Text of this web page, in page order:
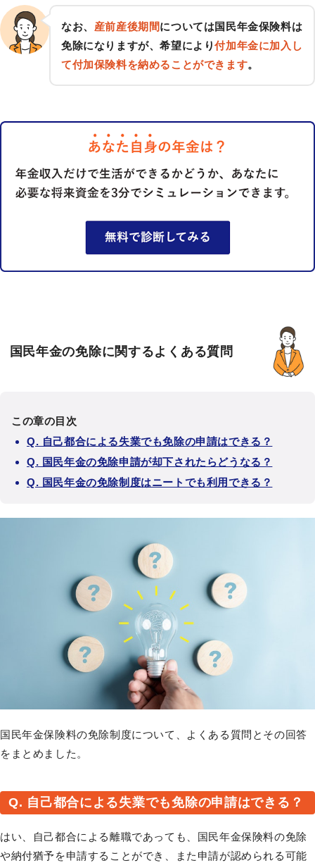
なお、 産前産後期間については国民年金保険料は
免除になりますが、希望により付加年金に加入し
て付加保険料を納めることができます。
国民年金の免除に関するよくある質問
この章の目次
Q. 自己都合による失業でも免除の申請はできる？
Q. 国民年金の免除申請が却下されたらどうなる？
Q. 国民年金の免除制度はニートでも利用できる？
国民年金保険料の免除制度について、よくある質問とその回答
をまとめました。
Q. 自己都合による失業でも免除の申請はできる？
はい、自己都合による離職であっても、国民年金保険料の免除
や納付猶予を申請することができ、また申請が認められる可能